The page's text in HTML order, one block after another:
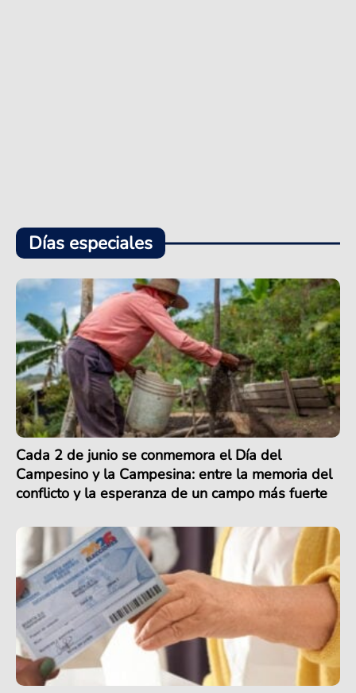
Días especiales
Cada 2 de junio se conmemora el Día del
Campesino y la Campesina: entre la memoria del
conflicto y la esperanza de un campo más fuerte